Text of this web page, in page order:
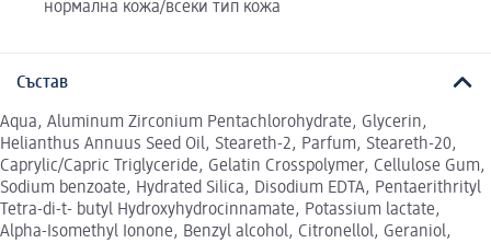
нормална кожа/всеки тип кожа
Състав
Aqua, Aluminum Zirconium Pentachlorohydrate, Glycerin,
Helianthus Annuus Seed Oil, Steareth-2, Parfum, Steareth-20,
Caprylic/Capric Triglyceride, Gelatin Crosspolymer, Cellulose Gum,
Sodium benzoate, Hydrated Silica, Disodium EDTA, Pentaerithrityl
Tetra-di-t- butyl Hydroxyhydrocinnamate, Potassium lactate,
Alpha-Isomethyl Ionone, Benzyl alcohol, Citronellol, Geraniol,